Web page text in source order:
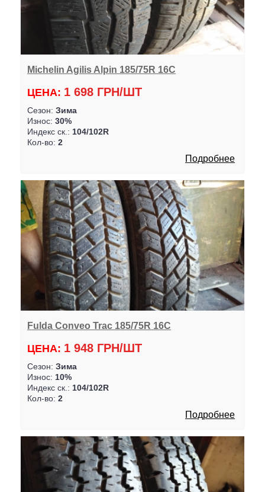
Michelin Agilis Alpin 185/75R 16C
ЦЕНА: 1 698 ГРН/ШТ
Сезон: Зима
Износ: 30%
Индекс ск.: 104/102R
Кол-во: 2
Подробнее
Fulda Conveo Trac 185/75R 16C
ЦЕНА: 1 948 ГРН/ШТ
Сезон: Зима
Износ: 10%
Индекс ск.: 104/102R
Кол-во: 2
Подробнее